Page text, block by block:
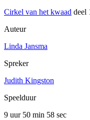
Cirkel van het kwaad deel
Auteur
Linda Jansma
Spreker
Judith Kingston
Speelduur
9 uur 50 min 58 sec